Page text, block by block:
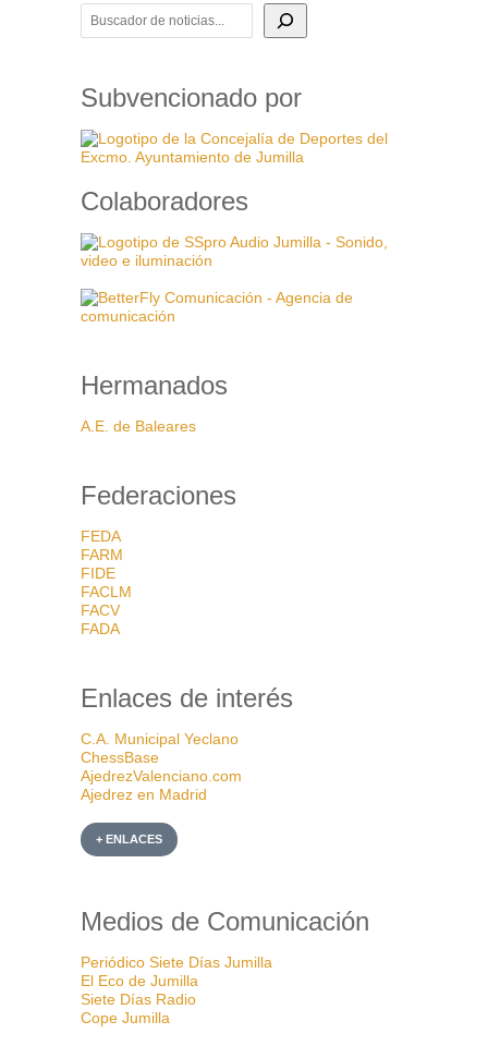
BUSCADOR DE NOTICIAS
Subvencionado por
Colaboradores
Hermanados
A.E. de Baleares
Federaciones
FEDA
FARM
FIDE
FACLM
FACV
FADA
Enlaces de interés
C.A. Municipal Yeclano
ChessBase
AjedrezValenciano.com
Ajedrez en Madrid
+ ENLACES
Medios de Comunicación
Periódico Siete Días Jumilla
El Eco de Jumilla
Siete Días Radio
Cope Jumilla